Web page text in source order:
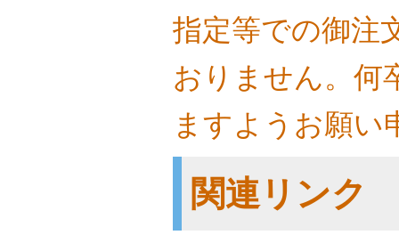
指定等での御注
おりません。何
ますようお願い
関連リンク